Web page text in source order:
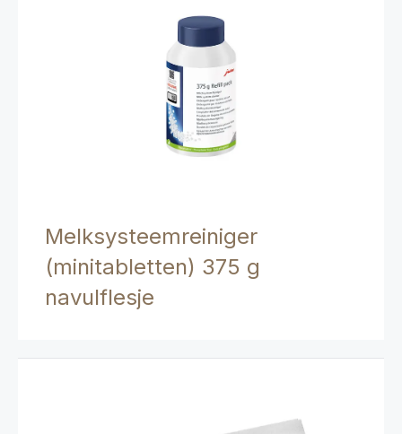
Melksysteemreiniger
(minitabletten) 375 g
navulflesje